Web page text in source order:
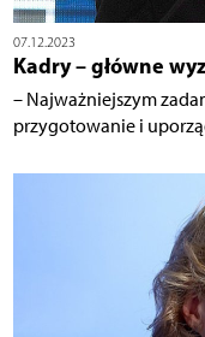
07.12.2023
Kadry – główne
– Najważniejszym
przygotowanie i